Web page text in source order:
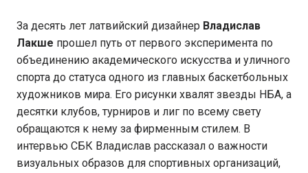
За десять лет латвийский дизайнер Владислав
Лакше прошел путь от первого эксперимента по
объединению академического искусства и уличного
спорта до статуса одного из главных баскетбольных
художников мира. Его рисунки хвалят звезды НБА, а
десятки клубов, турниров и лиг по всему свету
обращаются к нему за фирменным стилем. В
интервью СБК Владислав рассказал о важности
визуальных образов для спортивных организаций,